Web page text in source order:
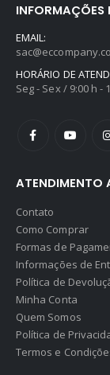
EMAIL:
HORÁRIO DE
Seg - Sex / 9:00 h -
ATENDIMENTO
Contato
Como Comprar
Formas de
Informações de
Política de
Minha Conta
Quem Somos
Política de
Termos e